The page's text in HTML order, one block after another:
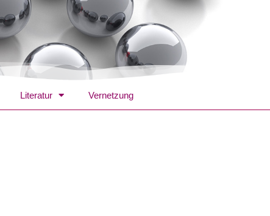
Literatur Vernetzung